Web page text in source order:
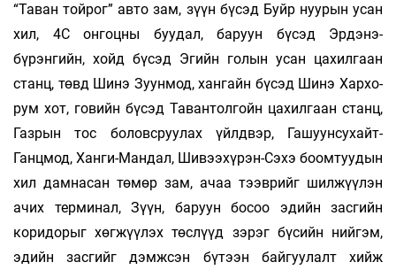
“Таван той­рог” авто зам, зүүн бүсэд Буйр нуурын усан
хил, 4С онгоцны буудал, баруун бүсэд Эр­дэнэ­
бүрэнгийн, хойд бүсэд Эгийн го­лын усан цахилгаан
станц, төвд Ши­нэ Зуунмод, хангайн бүсэд Шинэ Хар­хо­
рум хот, говийн бүсэд Тавантолгойн цахилгаан станц,
Газрын тос боловсруулах үйлдвэр, Гашуунсухайт-
Ганцмод, Ханги-Мандал, Шивээхүрэн-Сэхэ боомтуудын
хил дамнасан төмөр зам, ачаа тээврийг шил­жүүлэн
ачих терминал, Зүүн, ба­руун босоо эдийн засгийн
коридорыг хөг­жүүлэх төслүүд зэрэг бүсийн нийгэм,
эдийн засгийг дэмжсэн бүтээн байгуулалт хийж